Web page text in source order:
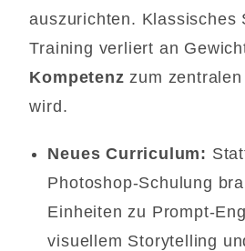
auszurichten. Klassisches
Training verliert an
Kompetenz zum
wird.
Neues Curriculum:
Photoshop-Schulung
Einheiten zu Prompt-
visuellem Storytelling